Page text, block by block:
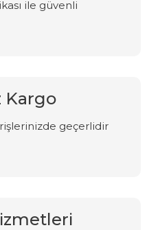
ile güvenli
Kargo
geçerlidir